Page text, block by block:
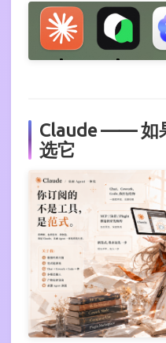
Claude —— 如
选它